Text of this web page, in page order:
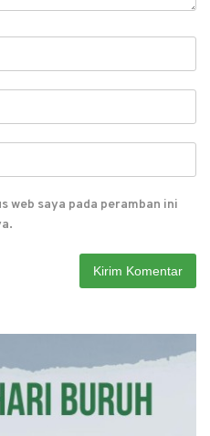
web saya pada peramban ini